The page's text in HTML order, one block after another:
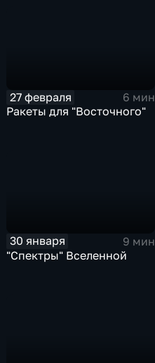
27 февраля
6 мин
Ракеты для "Восточного"
30 января
9 мин
"Спектры" Вселенной